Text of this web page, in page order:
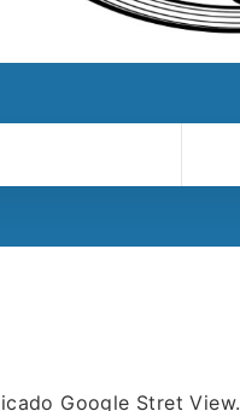
Google Stret View.